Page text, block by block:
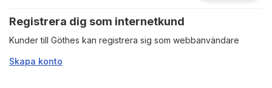
Registrera dig som internetkund
Kunder till Göthes kan registrera sig som webbanvändare
Skapa konto